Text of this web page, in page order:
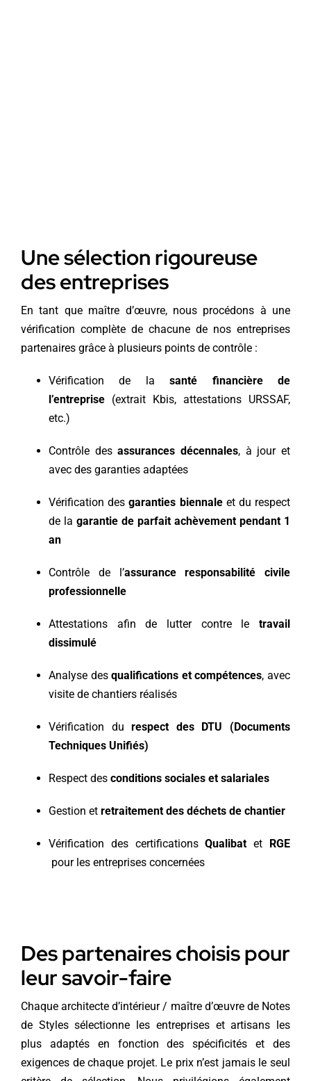
Une sélection rigoureuse
des entreprises
En tant que maître d’œuvre, nous procédons à une
vérification complète de chacune de nos entreprises
partenaires grâce à plusieurs points de contrôle :
Vérification de lasanté financière de
l’entreprise(extrait Kbis, attestations URSSAF,
etc.)
Contrôle desassurances décennales, à jour et
avec des garanties adaptées
Vérification desgaranties biennaleet du respect
de la garantie de parfait achèvement pendant 1
an
Contrôle de l’assurance responsabilité civile
professionnelle
Attestations afin de lutter contre letravail
dissimulé
Analyse desqualifications et compétences, avec
visite de chantiers réalisés
Vérification durespect des DTU (Documents
Techniques Unifiés)
Respect des conditions sociales et salariales
Gestion et retraitement des déchets de chantier
Vérification des certificationsQualibat et RGE
pour les entreprises concernées
Des partenaires choisis pour
leur savoir-faire
Chaque architecte d’intérieur / maître d’œuvre de Notes
de Styles sélectionne les entreprises et artisans les
plus adaptés en fonction des spécificités et des
exigences de chaque projet. Le prix n’est jamais le seul